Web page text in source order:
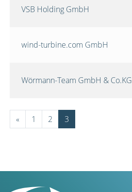
VSB Holding GmbH
wind-turbine.com GmbH
Wörmann-Team GmbH & Co.KG
« 1 2 3